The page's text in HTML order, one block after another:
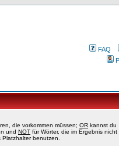
FAQ
die vorkommen müssen; OR kannst du
und NOT für Wörter, die im Ergebnis nicht
benutzen.